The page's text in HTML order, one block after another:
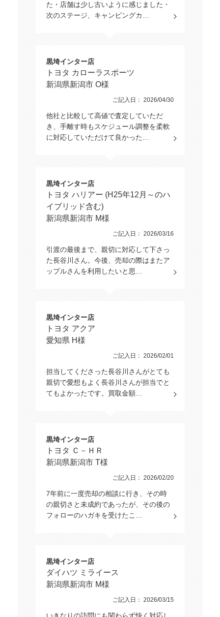
た・店舗は少し古いように感じました・
次のステージ、キャンピングカ…
黒埼インター店
トヨタ カローラスポーツ
新潟県新潟市 O様
ご記入日： 2026/04/30
他社と比較して高値で査定していただ
き、手離す時もスケジュール調整を柔軟
に対応していただけて良かった…
黒埼インター店
トヨタ ハリアー (H25年12月～のハ
イブリッド含む)
新潟県新潟市 M様
ご記入日： 2026/03/16
引渡の最後まで、親切に対応して下さっ
た長谷川さん。今後、売却の際はまたア
ップルさんを利用したいと思…
黒埼インター店
トヨタ アクア
愛知県 H様
ご記入日： 2026/02/01
担当してくださった長谷川さんがとても
親切で愛想もよく長谷川さんが担当でと
てもよかったです。買取金額…
黒埼インター店
トヨタ Ｃ－ＨＲ
新潟県新潟市 T様
ご記入日： 2026/02/20
7年前に一度売却の相談に行き、その時
の親切さと未成約であったが、その後の
フォローのハガキを受けたこ…
黒埼インター店
ダイハツ ミライース
新潟県新潟市 M様
ご記入日： 2026/03/15